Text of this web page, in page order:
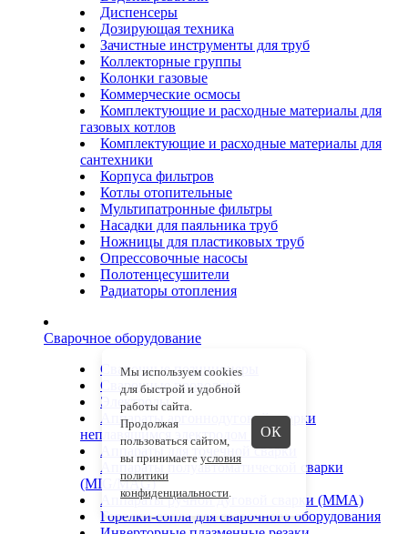
Диспенсеры
Дозирующая техника
Зачистные инструменты для труб
Коллекторные группы
Колонки газовые
Коммерческие осмосы
Комплектующие и расходные материалы для
газовых котлов
Комплектующие и расходные материалы для
сантехники
Корпуса фильтров
Котлы отопительные
Мультипатронные фильтры
Насадки для паяльника труб
Ножницы для пластиковых труб
Опрессовочные насосы
Полотенцесушители
Радиаторы отопления
Сварочное оборудование
Сварочные позиционеры
Сварочные проволоки
Электроды
Аппараты аргоннодуговой сварки
неплавящимся электродом (TIG)
Аппараты для точечной сварки
Аппараты полуавтоматической сварки
(MIG/MAG)
Аппараты ручной дуговой сварки (ММА)
Горелки-сопла для сварочного оборудования
Мы используем cookies
для быстрой и удобной
работы сайта.
Продолжая
пользоваться сайтом,
вы принимаете условия
политики
конфиденциальности.
ОК